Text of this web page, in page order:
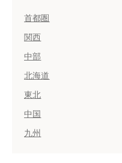
首都圏
関西
中部
北海道
東北
中国
九州